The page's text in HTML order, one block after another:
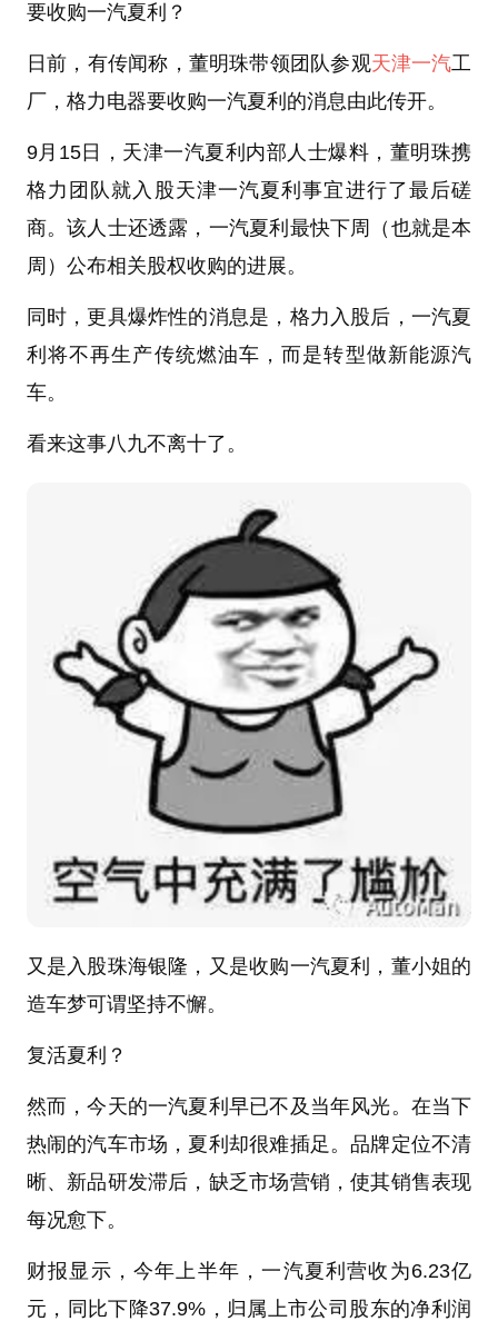
要收购一汽夏利？
日前，有传闻称，董明珠带领团队参观天津一汽工
厂，格力电器要收购一汽夏利的消息由此传开。
9月15日，天津一汽夏利内部人士爆料，董明珠携
格力团队就入股天津一汽夏利事宜进行了最后磋
商。该人士还透露，一汽夏利最快下周（也就是本
周）公布相关股权收购的进展。
同时，更具爆炸性的消息是，格力入股后，一汽夏
利将不再生产传统燃油车，而是转型做新能源汽
车。
看来这事八九不离十了。
又是入股珠海银隆，又是收购一汽夏利，董小姐的
造车梦可谓坚持不懈。
复活夏利？
然而，今天的一汽夏利早已不及当年风光。在当下
热闹的汽车市场，夏利却很难插足。品牌定位不清
晰、新品研发滞后，缺乏市场营销，使其销售表现
每况愈下。
财报显示，今年上半年，一汽夏利营收为6.23亿
元，同比下降37.9%，归属上市公司股东的净利润